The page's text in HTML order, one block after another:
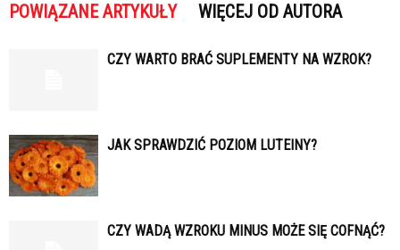
POWIĄZANE ARTYKUŁY WIĘCEJ OD AUTORA
CZY WARTO BRAĆ SUPLEMENTY NA WZROK?
JAK SPRAWDZIĆ POZIOM LUTEINY?
CZY WADĄ WZROKU MINUS MOŻE SIĘ COFNĄĆ?